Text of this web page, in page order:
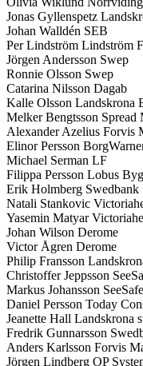
Jonas Gyllenspetz
Johan Walldén SEB
Per Lindström Lindström
Jörgen Andersson Swep
Ronnie Olsson Swep
Catarina Nilsson Dagab
Kalle Olsson Landskrona
Melker Bengtsson Spread
Alexander Azelius Forvis
Elinor Persson
Michael Serman LF
Filippa Persson Lobus
Erik Holmberg Swedbank
Natali Stankovic
Yasemin Matyar
Johan Wilson Derome
Victor Ågren Derome
Philip Fransson
Christoffer Jeppsson
Markus Johansson
Daniel Persson Today
Jeanette Hall Landskrona
Fredrik Gunnarsson
Anders Karlsson Forvis
Jörgen Lindberg OP